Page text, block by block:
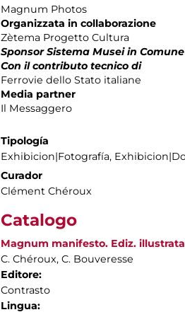
Magnum Photos
Organizzata in collaborazione
Zètema Progetto Cultura
Sponsor Sistema Musei in Comune
Con il contributo tecnico di
Ferrovie dello Stato italiane
Media partner
Il Messaggero
Tipología
Exhibicion|Fotografía,
Curador
Clément Chéroux
Catalogo
Magnum manifesto. Ediz. illustrata
C. Chéroux, C. Bouveresse
Editore:
Contrasto
Lingua: